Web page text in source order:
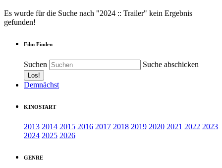
Es wurde für die Suche nach "2024 :: Trailer" kein Ergebnis
gefunden!
Film Finden
Suchen Suche abschicken
Demnächst
KINOSTART
2013 2014 2015 2016 2017 2018 2019 2020 2021 2022 2023
2024 2025 2026
GENRE